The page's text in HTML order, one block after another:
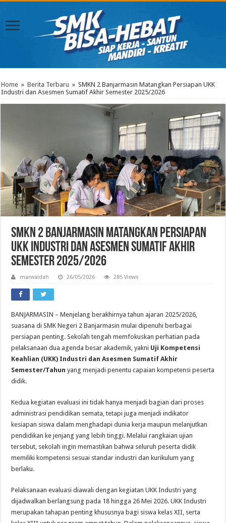
Home » Berita Terbaru » SMKN 2 Banjarmasin Matangkan Persiapan UKK
Industri dan Asesmen Sumatif Akhir Semester 2025/2026
SMKN 2 Banjarmasin Matangkan Persiapan
UKK Industri dan Asesmen Sumatif Akhir
Semester 2025/2026
marwaidah 26/05/2026 285 Views
BANJARMASIN – Menjelang berakhirnya tahun ajaran 2025/2026,
suasana diSMK Negeri 2 Banjarmasin mulai dipenuhi berbagai
persiapan penting. Sekolah tengah memfokuskan perhatian pada
pelaksanaan dua agenda besar akademik, yakni Uji Kompetensi
Keahlian (UKK) Industri dan Asesmen Sumatif Akhir
Semester/Tahun yang menjadi penentu capaian kompetensi peserta
didik.
Kedua kegiatan evaluasi ini tidak hanya menjadi bagian dari proses
administrasi pendidikan semata, tetapi juga menjadi indikator
kesiapan siswa dalam menghadapi dunia kerja maupun melanjutkan
pendidikan ke jenjang yang lebih tinggi. Melalui rangkaian ujian
tersebut, sekolah ingin memastikan bahwa seluruh peserta didik
memiliki kompetensi sesuai standar industri dan kurikulum yang
berlaku.
Pelaksanaan evaluasi diawali dengan kegiatan UKK Industri yang
dijadwalkan berlangsung pada 18 hingga 26 Mei 2026. UKK Industri
merupakan tahapan penting khususnya bagi siswa kelas XII, serta